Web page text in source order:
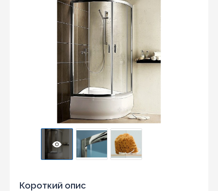
Короткий опис